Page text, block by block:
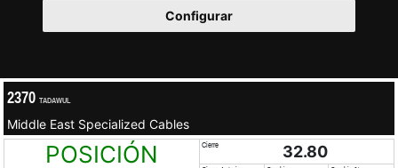
Configurar
2370 TADAWUL
Middle East Specialized Cables
POSICIÓN
Cierre 32.80